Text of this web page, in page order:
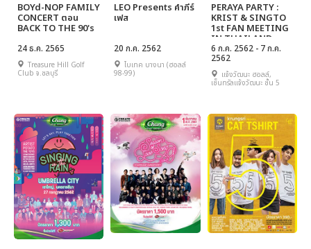
BOYd-NOP FAMILY
CONCERT ตอน
BACK TO THE 90's
24 ธ.ค. 2565
Treasure Hill Golf
Club จ.ชลบุรี
LEO Presents คำภีร์
เฟส
20 ก.ค. 2562
ไบเทค บางนา (ฮอลล์
98-99)
PERAYA PARTY :
KRIST & SINGTO
1st FAN MEETING
IN THAILAND
6 ก.ค. 2562 - 7 ก.ค.
2562
แจ้งวัฒนะ ฮอลล์,
เซ็นทรัลแจ้งวัฒนะ ชั้น 5